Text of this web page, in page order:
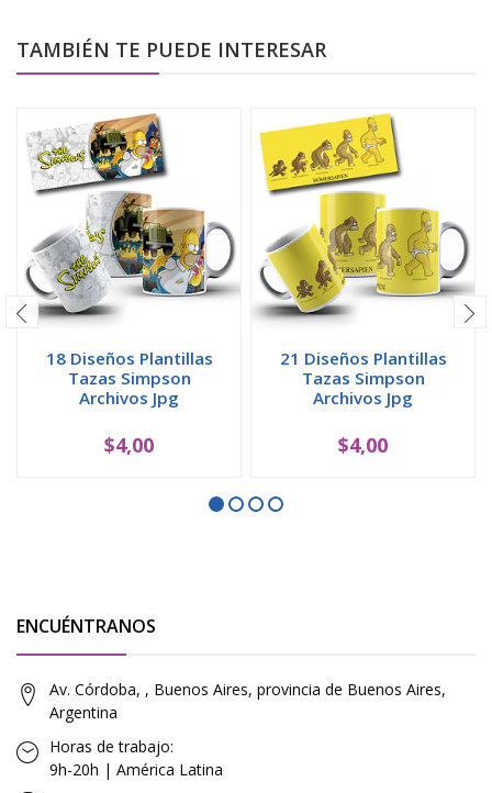
TAMBIÉN TE PUEDE INTERESAR
18 Diseños Plantillas
Tazas Simpson
Archivos Jpg
$4,00
21 Diseños Plantillas
Tazas Simpson
Archivos Jpg
$4,00
ENCUÉNTRANOS
Av. Córdoba, , Buenos Aires, provincia de Buenos Aires,
Argentina
Horas de trabajo:
9h-20h | América Latina